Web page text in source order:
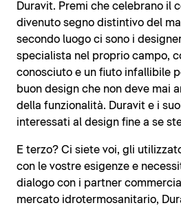
Duravit. Premi che celebrano il
divenuto segno distintivo del
secondo luogo ci sono i
specialista nel proprio campo,
conosciuto e un fiuto infallibile
buon design che non deve mai
della funzionalità. Duravit e i
interessati al design fine a se
E terzo? Ci siete voi, gli
con le vostre esigenze e
dialogo con i partner
mercato idrotermosanitario,